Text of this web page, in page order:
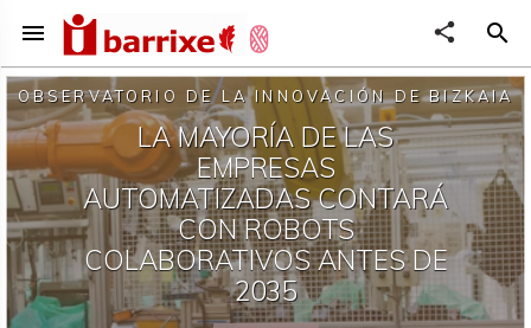
menu share search
OBSERVATORIO DE LA INNOVACIÓN DE BIZKAIA
LA MAYORÍA DE LAS
EMPRESAS
AUTOMATIZADAS CONTARÁ
CON ROBOTS
COLABORATIVOS ANTES DE
2035